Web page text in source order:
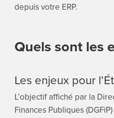
depuis votre ERP.
Quels sont les
Les enjeux pour
L’objectif affiché par la
Finances Publiques